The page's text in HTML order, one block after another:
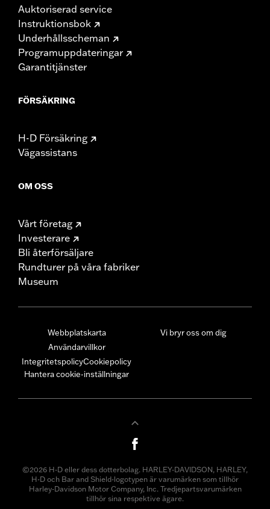
Auktoriserad service
Instruktionsbok
Underhållsscheman
Programuppdateringar
Garantitjänster
FÖRSÄKRING
H-D Försäkring
Vägassistans
OM OSS
Vårt företag
Investerare
Bli återförsäljare
Rundturer på våra fabriker
Museum
Webbplatskarta
Användarvillkor
IntegritetspolicyCookiepolicy
Hantera cookie-inställningar
Vi bryr oss om dig
©2026 H-D eller dess dotterbolag. HARLEY-DAVIDSON, HARLEY,
H-D och Bar and Shield-logotypen är varumärken som tillhör
Harley-Davidson Motor Company, Inc. Tredjepartsvarumärken
tillhör sina respektive ägare.